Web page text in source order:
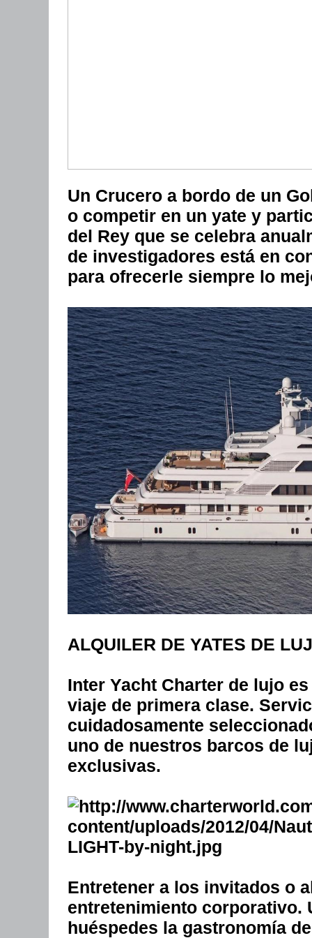
Un Crucero a bordo de un
o competir en un yate y
del Rey que se celebra
de investigadores está en
para ofrecerle siempre lo
ALQUILER DE YATES DE
Inter Yacht Charter de lujo
viaje de primera clase.
cuidadosamente
uno de nuestros barcos de
exclusivas.
Entretener a los invitados o
entretenimiento corporativo.
huéspedes la gastronomía